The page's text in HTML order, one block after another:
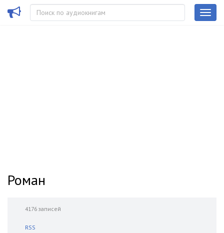
Роман
4176 записей
RSS